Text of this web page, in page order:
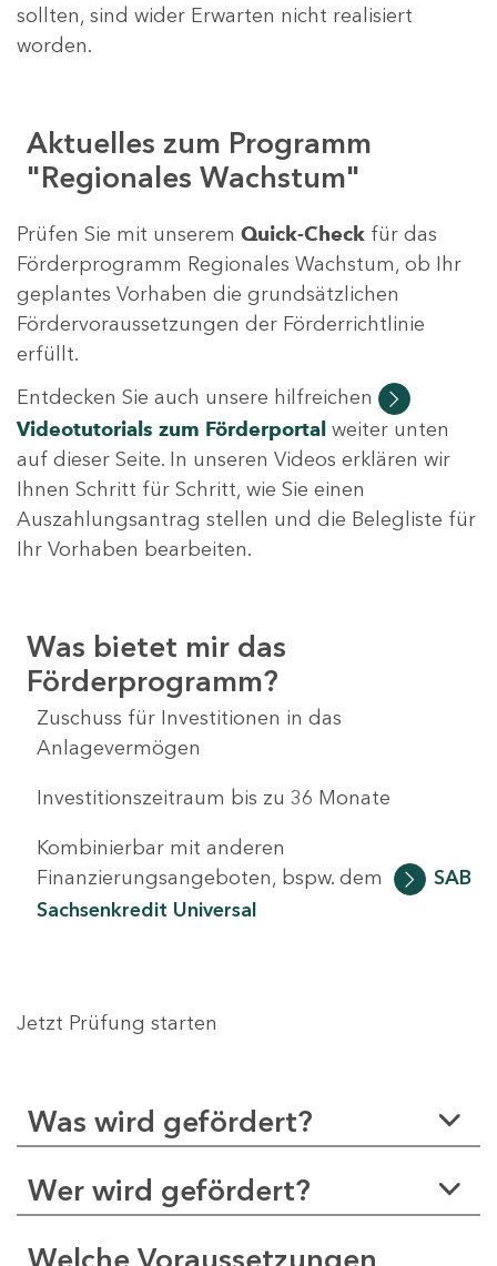
sollten, sind wider Erwarten nicht realisiert
worden.
Aktuelles zum Programm
"Regionales Wachstum"
Prüfen Sie mit unserem Quick-Check für das
Förderprogramm Regionales Wachstum, ob Ihr
geplantes Vorhaben die grundsätzlichen
Fördervoraussetzungen der Förderrichtlinie
erfüllt.
Entdecken Sie auch unsere hilfreichen
Videotutorials zum Förderportal weiter unten
auf dieser Seite. In unseren Videos erklären wir
Ihnen Schritt für Schritt, wie Sie einen
Auszahlungsantrag stellen und die Belegliste für
Ihr Vorhaben bearbeiten.
Was bietet mir das
Förderprogramm?
Zuschuss für Investitionen in das
Anlagevermögen
Investitionszeitraum bis zu 36 Monate
Kombinierbar mit anderen
Finanzierungsangeboten, bspw. dem
SAB
Sachsenkredit Universal
Jetzt Prüfung starten
Was wird gefördert?
Wer wird gefördert?
Welche Voraussetzungen